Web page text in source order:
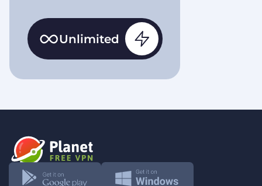
Unlimited